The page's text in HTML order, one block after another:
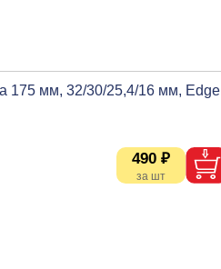
175 мм, 32/30/25,4/16 мм, Edge
490 ₽